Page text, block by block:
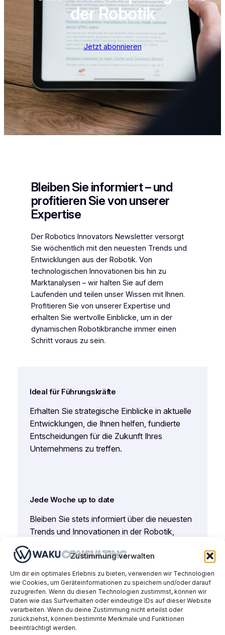
Zustimmung verwalten
Um dir ein optimales Erlebnis zu bieten, verwenden wir Technologien
wie Cookies, um Geräteinformationen zu speichern und/oder darauf
zuzugreifen. Wenn du diesen Technologien zustimmst, können wir
Daten wie das Surfverhalten oder eindeutige IDs auf dieser Website
verarbeiten. Wenn du deine Zustimmung nicht erteilst oder
zurückziehst, können bestimmte Merkmale und Funktionen
beeinträchtigt werden.
der Robotik
Jetzt abonnieren
Bleiben Sie informiert – und
profitieren Sie von unserer
Expertise
Der Robotics Innovators Newsletterversorgt
Sie wöchentlich mit den neuesten Trends und
Entwicklungen aus der Robotik. Von
technologischen Innovationen bis hin zu
Marktanalysen – wir halten Sie auf dem
Laufenden und teilen unser Wissen mit Ihnen.
Profitieren Sie von unserer Expertise und
erhalten Sie wertvolle Einblicke, um in der
dynamischen Robotikbranche immer einen
Schritt voraus zu sein.
Ideal für Führungskräfte
Erhalten Sie strategische Einblicke in aktuelle
Entwicklungen, die Ihnen helfen, fundierte
Entscheidungen für die Zukunft Ihres
Unternehmens zu treffen.
Jede Woche up to date
Bleiben Sie stets informiert über die neuesten
Trends und Innovationen in der Robotik,
verpassen.
Best Practices
Profitieren Sie von fundierten Analysen und